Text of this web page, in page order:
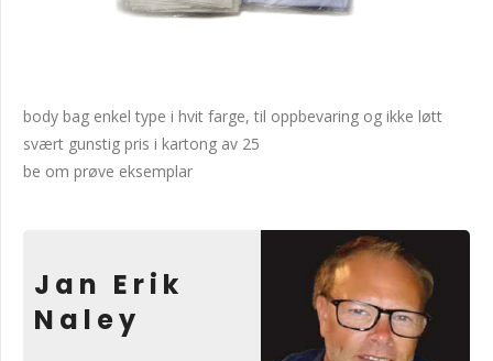
body bag enkel type i hvit farge, til oppbevaring og ikke løtt
svært gunstig pris i kartong av 25
be om prøve eksemplar
Jan Erik
Naley